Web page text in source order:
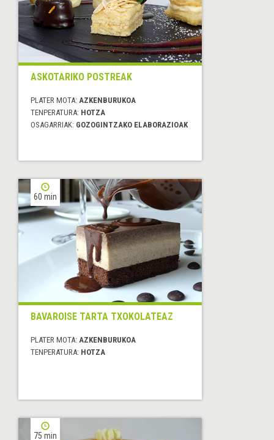
ASKOTARIKO POSTREAK
PLATER MOTA: AZKENBURUKOA
TENPERATURA: HOTZA
OSAGARRIAK: GOZOGINTZAKO ELABORAZIOAK
60 min
BAVAROISE TARTA TXOKOLATEAZ
PLATER MOTA: AZKENBURUKOA
TENPERATURA: HOTZA
75 min